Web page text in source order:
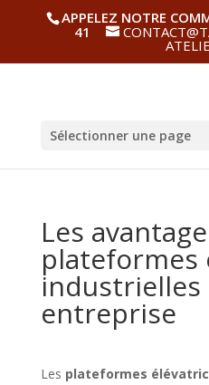
APPELEZ NOTRE
41
Sélectionner une page
Les
plateformes
entreprise
Les plateformes